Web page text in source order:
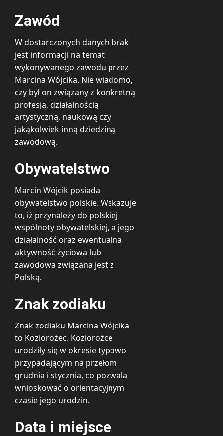
Zawód
W dostarczonych danych brak
jest informacji na temat
wykonywanego zawodu przez
Marcina Wójcika. Nie wiadomo,
czy był on związany z konkretną
profesją, działalnością
artystyczną, naukową czy
jakąkolwiek inną dziedziną
zawodową.
Obywatelstwo
Marcin Wójcik posiada
obywatelstwo polskie. Wskazuje
to, iż przynależy do polskiej
wspólnoty obywatelskiej, a jego
działalność oraz ewentualna
aktywność życiowa lub
zawodowa związana jest z
Polską.
Znak zodiaku
Znak zodiaku Marcina Wójcika
to Koziorożec. Koziorożce
urodziły się w okresie typowo
przypadającym na przełom
grudnia i stycznia, co pozwala
wnioskować o orientacyjnym
czasie jego urodzin.
Data i miejsce